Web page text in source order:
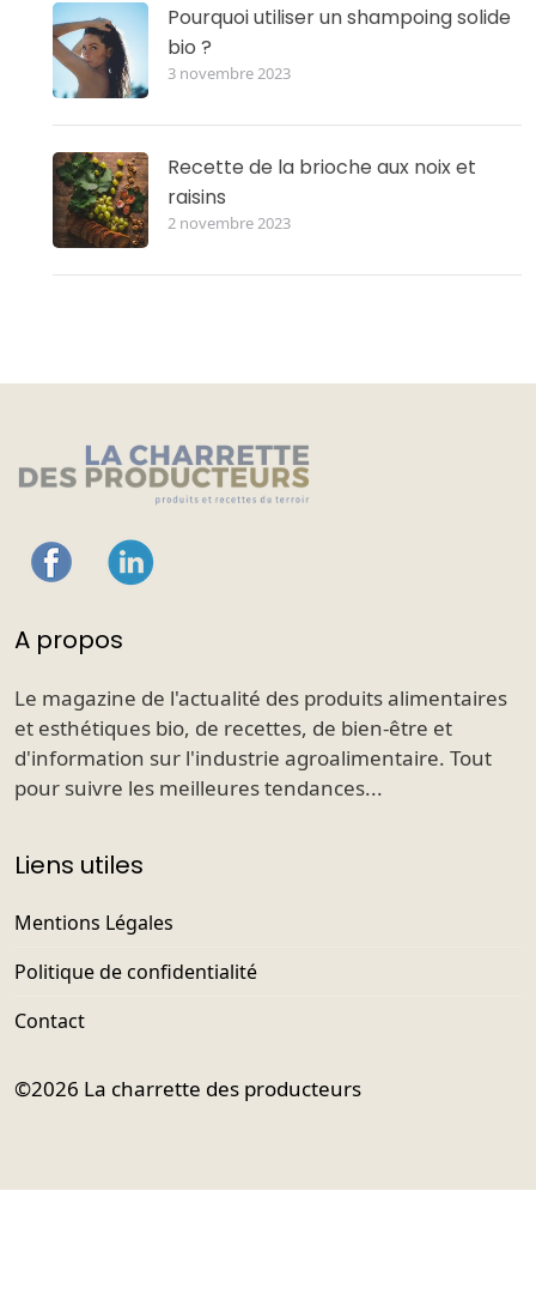
Pourquoi utiliser un shampoing solide
bio ?
3 novembre 2023
Recette de la brioche aux noix et
raisins
2 novembre 2023
A propos
Le magazine de l'actualité des produits alimentaires
et esthétiques bio, de recettes, de bien-être et
d'information sur l'industrie agroalimentaire. Tout
pour suivre les meilleures tendances...
Liens utiles
Mentions Légales
Politique de confidentialité
Contact
©2026 La charrette des producteurs